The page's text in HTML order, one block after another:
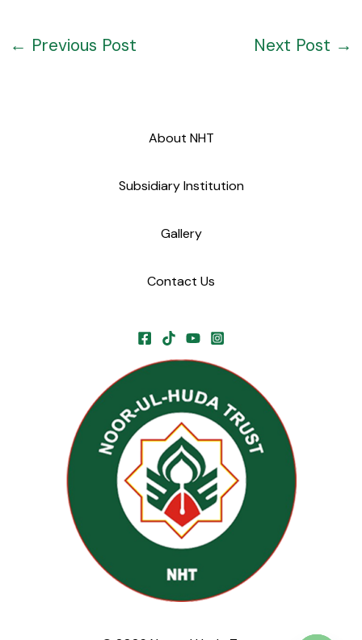
← Previous Post Next Post →
About NHT
Subsidiary Institution
Gallery
Contact Us